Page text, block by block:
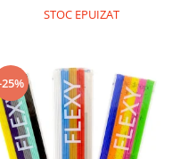
STOC EPUIZAT